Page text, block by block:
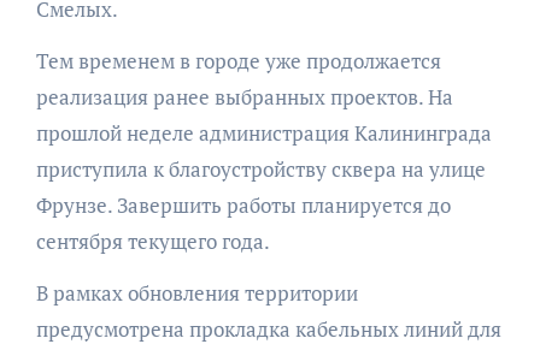
Смелых.
Тем временем в городе уже продолжается
реализация ранее выбранных проектов. На
прошлой неделе администрация Калининграда
приступила к благоустройству сквера на улице
Фрунзе. Завершить работы планируется до
сентября текущего года.
В рамках обновления территории
предусмотрена прокладка кабельных линий для